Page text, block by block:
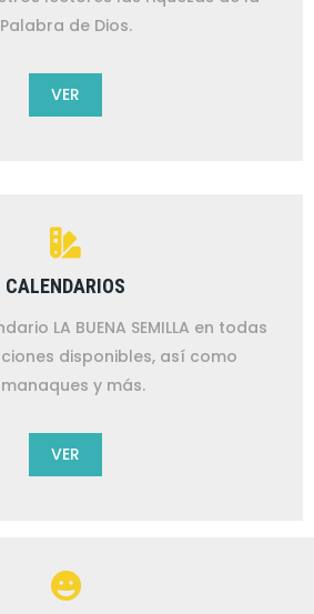
Palabra de Dios.
VER
CALENDARIOS
LA BUENA SEMILLA en todas
disponibles, así como
y más.
VER